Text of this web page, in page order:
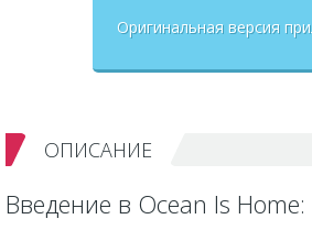
Оригинальная версия
ОПИСАНИЕ
Введение в Ocean Is